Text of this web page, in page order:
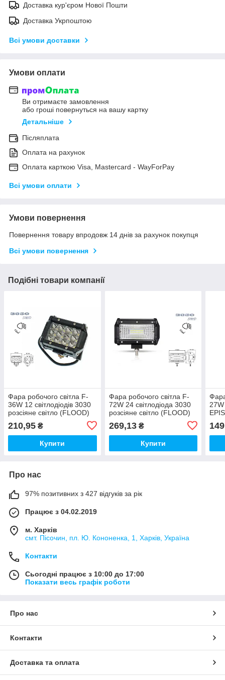
Доставка кур'єром Нової Пошти
Доставка Укрпоштою
Всі умови доставки
Умови оплати
Ви отримаєте замовлення
або гроші повернуться на вашу картку
Детальніше
Післяплата
Оплата на рахунок
Оплата карткою Visa, Mastercard - WayForPay
Всі умови оплати
Умови повернення
Повернення товару впродовж 14 днів за рахунок покупця
Всі умови повернення
Подібні товари компанії
Фара робочого світла F-
36W 12 світлодіодів 3030
розсіяне світло (FLOOD)
210,95 ₴
Купити
Фара робочого світла F-
72W 24 світлодіода 3030
розсіяне світло (FLOOD)
269,13₴
Купити
27W
Про нас
97% позитивних з 427 відгуків за рік
Працює з 04.02.2019
м. Харків
смт. Пісочин, пл. Ю. Кононенка, 1, Харків, Україна
Контакти
Сьогодні працює з 10:00 до 17:00
Показати весь графік роботи
Про нас
Контакти
Доставка та оплата